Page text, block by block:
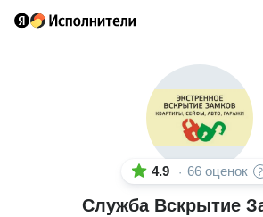
4.9 · 66 оценок
Служба Вскрытие